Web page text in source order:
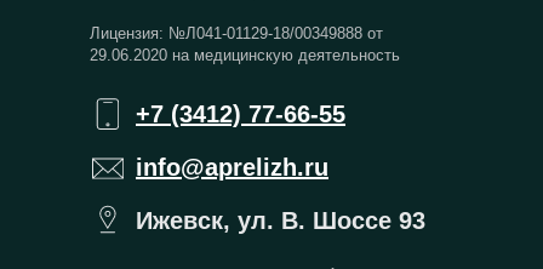
+7 (3412) 77-66-55
info@aprelizh.ru
Ижевск, ул. В. Шоссе 93
Лицензия: №Л041-01129-18/00349888 от
29.06.2020 на медицинскую деятельность